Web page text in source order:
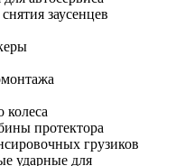
заусенцев
колеса
протектора
грузиков
ударные для